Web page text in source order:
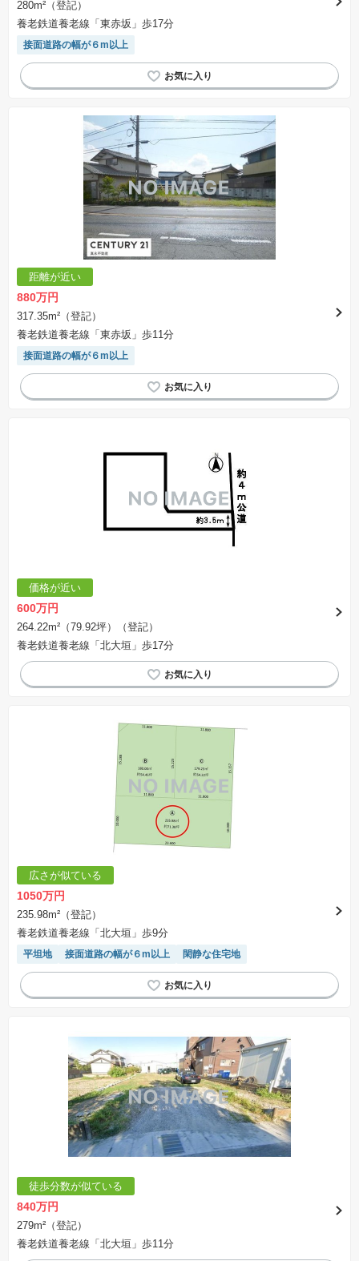
280m²（登記）
養老鉄道養老線「東赤坂」歩17分
接面道路の幅が６m以上
距離が近い
880万円
317.35m²（登記）
養老鉄道養老線「東赤坂」歩11分
接面道路の幅が６m以上
価格が近い
600万円
264.22m²（79.92坪）（登記）
養老鉄道養老線「北大垣」歩17分
広さが似ている
1050万円
235.98m²（登記）
養老鉄道養老線「北大垣」歩9分
平坦地 接面道路の幅が６m以上 閑静な住宅地
徒歩分数が似ている
840万円
279m²（登記）
養老鉄道養老線「北大垣」歩11分